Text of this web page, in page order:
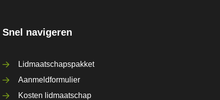
Snel navigeren
Lidmaatschapspakket
Aanmeldformulier
Kosten lidmaatschap